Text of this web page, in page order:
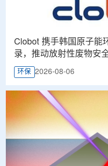
Clobot 携手韩国原子能
录，推动放射性废物安
环保 2026-08-06